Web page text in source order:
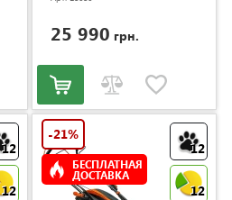
25 990 грн.
12
12
12
12
-21%
БЕСПЛАТНАЯ
ДОСТАВКА